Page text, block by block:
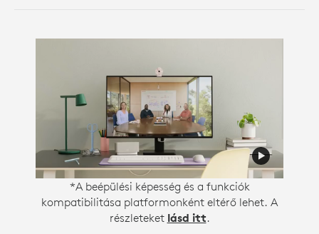
*A beépülési képesség és a funkciók
kompatibilitása platformonként eltérő lehet. A
részleteket lásd itt.